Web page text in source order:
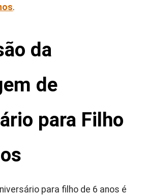
.
da
de
para Filho
para filho de 6 anos é